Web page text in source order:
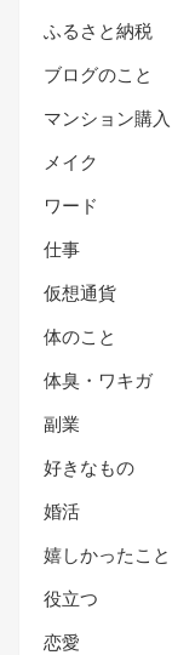
ふるさと納税
ブログのこと
マンション購入
メイク
ワード
仕事
仮想通貨
体のこと
体臭・ワキガ
副業
好きなもの
婚活
嬉しかったこと
役立つ
恋愛